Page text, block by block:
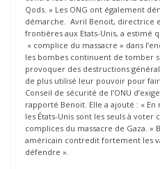
Qods. » Les ONG ont également
démarche. Avril Benoit, directrice
frontières aux Etats-Unis, a estimé
« complice du massacre » dans
les bombes continuent de tomber
provoquer des destructions
de plus utilisé leur pouvoir pour
Conseil de sécurité de l’ONU
rapporté Benoit. Elle a ajouté : «
les États-Unis sont les seuls à
complices du massacre de Gaza. »
américain contredit fortement les
défendre ».